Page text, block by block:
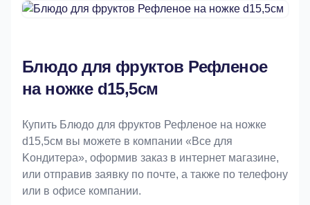
Блюдо для фруктов Рефленое
на ножке d15,5см
Купить Блюдо для фруктов Рефленое на ножке
d15,5см вы можете в компании «Bce для
Koндитeрa», оформив заказ в интернет магазине,
или отправив заявку по почте, а также по телефону
или в офисе компании.